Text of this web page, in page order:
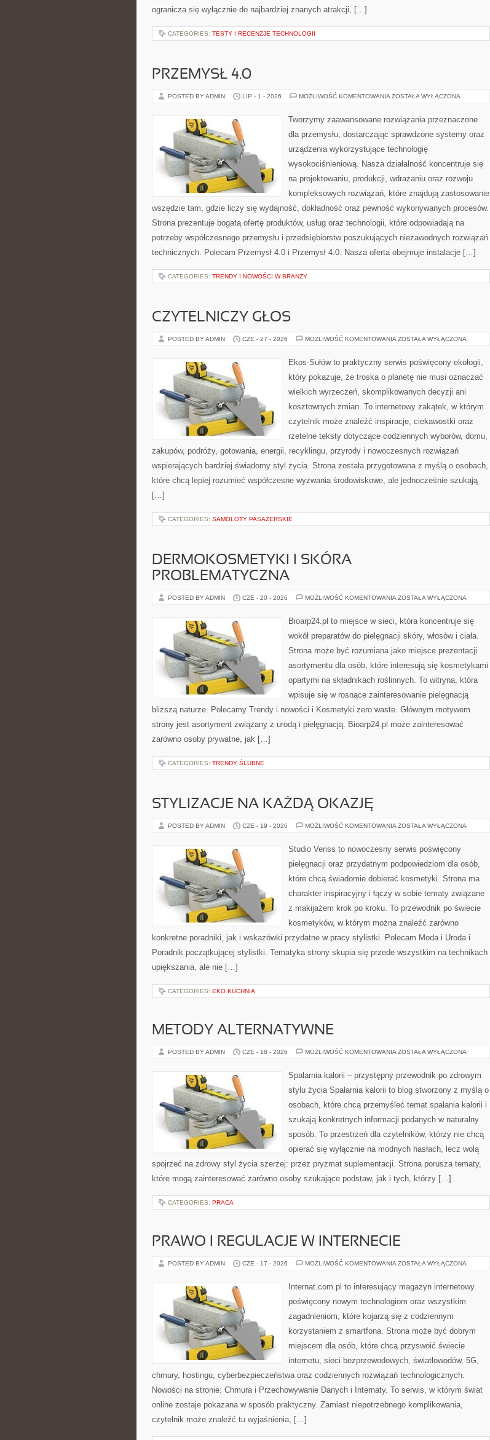
ogranicza się wyłącznie do najbardziej znanych atrakcji, […]
CATEGORIES: TESTY I RECENZJE TECHNOLOGII
PRZEMYSŁ 4.0
POSTED BY ADMIN LIP - 1 - 2026 MOŻLIWOŚĆ KOMENTOWANIA PRZEMYSŁ
ZOSTAŁA WYŁĄCZONA
Tworzymy zaawansowane rozwiązania przeznaczone
dla przemysłu, dostarczając sprawdzone systemy oraz
urządzenia wykorzystujące technologię
wysokociśnieniową. Nasza działalność koncentruje się
na projektowaniu, produkcji, wdrażaniu oraz rozwoju
kompleksowych rozwiązań, które znajdują zastosowanie
wszędzie tam, gdzie liczy się wydajność, dokładność oraz pewność wykonywanych procesów.
Strona prezentuje bogatą ofertę produktów, usług oraz technologii, które odpowiadają na
potrzeby współczesnego przemysłu i przedsiębiorstw poszukujących niezawodnych rozwiązań
technicznych. Polecam Przemysł 4.0 i Przemysł 4.0. Nasza oferta obejmuje instalacje […]
CATEGORIES: TRENDY I NOWOŚCI W BRANŻY
CZYTELNICZY GŁOS
POSTED BY ADMIN CZE - 27 - 2026 MOŻLIWOŚĆ KOMENTOWANIA CZYTELNICZY
ZOSTAŁA WYŁĄCZONA
Ekos-Sułów to praktyczny serwis poświęcony ekologii,
który pokazuje, że troska o planetę nie musi oznaczać
wielkich wyrzeczeń, skomplikowanych decyzji ani
kosztownych zmian. To internetowy zakątek, w którym
czytelnik może znaleźć inspiracje, ciekawostki oraz
rzetelne teksty dotyczące codziennych wyborów, domu,
zakupów, podróży, gotowania, energii, recyklingu, przyrody i nowoczesnych rozwiązań
wspierających bardziej świadomy styl życia. Strona została przygotowana z myślą o osobach,
które chcą lepiej rozumieć współczesne wyzwania środowiskowe, ale jednocześnie szukają
[…]
CATEGORIES: SAMOLOTY PASAŻERSKIE
DERMOKOSMETYKI I SKÓRA
PROBLEMATYCZNA
POSTED BY ADMIN CZE - 20 - 2026 MOŻLIWOŚĆ KOMENTOWANIA DERMOKOSMETYKI
PROBLEMATYCZNA
ZOSTAŁA WYŁĄCZONA
Bioarp24.pl to miejsce w sieci, która koncentruje się
wokół preparatów do pielęgnacji skóry, włosów i ciała.
Strona może być rozumiana jako miejsce prezentacji
asortymentu dla osób, które interesują się kosmetykami
opartymi na składnikach roślinnych. To witryna, która
wpisuje się w rosnące zainteresowanie pielęgnacją
bliższą naturze. Polecamy Trendy i nowości i Kosmetyki zero waste. Głównym motywem
strony jest asortyment związany z urodą i pielęgnacją. Bioarp24.pl może zainteresować
zarówno osoby prywatne, jak […]
CATEGORIES: TRENDY ŚLUBNE
STYLIZACJE NA KAŻDĄ OKAZJĘ
POSTED BY ADMIN CZE - 19 - 2026 MOŻLIWOŚĆ KOMENTOWANIA STYLIZACJE
OKAZJĘ
ZOSTAŁA WYŁĄCZONA
Studio Veriss to nowoczesny serwis poświęcony
pielęgnacji oraz przydatnym podpowiedziom dla osób,
które chcą świadomie dobierać kosmetyki. Strona ma
charakter inspiracyjny i łączy w sobie tematy związane
z makijażem krok po kroku. To przewodnik po świecie
kosmetyków, w którym można znaleźć zarówno
konkretne poradniki, jak i wskazówki przydatne w pracy stylistki. Polecam Moda i Uroda i
Poradnik początkującej stylistki. Tematyka strony skupia się przede wszystkim na technikach
upiększania, ale nie […]
CATEGORIES: EKO KUCHNIA
METODY ALTERNATYWNE
POSTED BY ADMIN CZE - 18 - 2026 MOŻLIWOŚĆ KOMENTOWANIA METODY
ZOSTAŁA WYŁĄCZONA
Spalarnia kalorii – przystępny przewodnik po zdrowym
stylu życia Spalarnia kalorii to blog stworzony z myślą o
osobach, które chcą przemyśleć temat spalania kalorii i
szukają konkretnych informacji podanych w naturalny
sposób. To przestrzeń dla czytelników, którzy nie chcą
opierać się wyłącznie na modnych hasłach, lecz wolą
spojrzeć na zdrowy styl życia szerzej: przez pryzmat suplementacji. Strona porusza tematy,
które mogą zainteresować zarówno osoby szukające podstaw, jak i tych, którzy […]
CATEGORIES: PRACA
PRAWO I REGULACJE W INTERNECIE
POSTED BY ADMIN CZE - 17 - 2026 MOŻLIWOŚĆ KOMENTOWANIA PRAWO
INTERNECIE
ZOSTAŁA WYŁĄCZONA
Internat.com.pl to interesujący magazyn internetowy
poświęcony nowym technologiom oraz wszystkim
zagadnieniom, które kojarzą się z codziennym
korzystaniem z smartfona. Strona może być dobrym
miejscem dla osób, które chcą przyswoić świecie
internetu, sieci bezprzewodowych, światłowodów, 5G,
chmury, hostingu, cyberbezpieczeństwa oraz codziennych rozwiązań technologicznych.
Nowości na stronie: Chmura i Przechowywanie Danych i Internaty. To serwis, w którym świat
online zostaje pokazana w sposób praktyczny. Zamiast niepotrzebnego komplikowania,
czytelnik może znaleźć tu wyjaśnienia, […]